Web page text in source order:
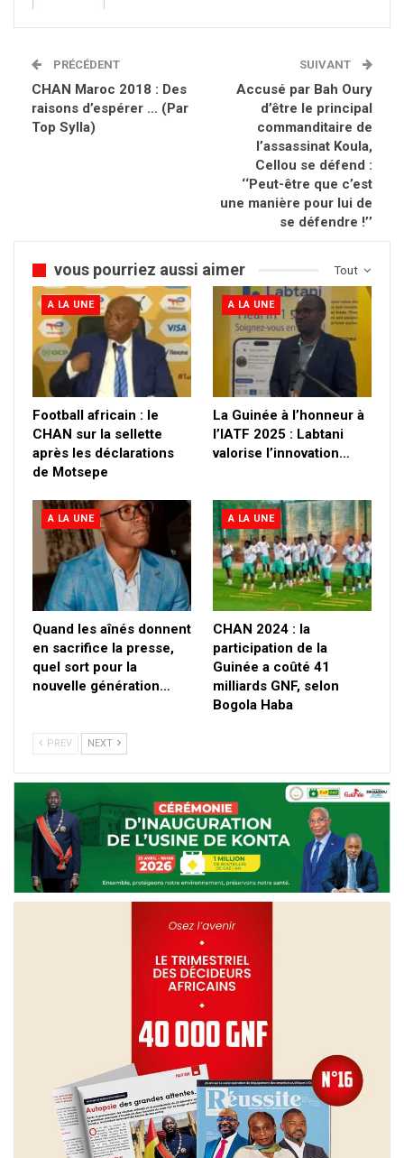
PRÉCÉDENT
CHAN Maroc 2018 : Des
raisons d’espérer … (Par
Top Sylla)
SUIVANT
Accusé par Bah Oury
d’être le principal
commanditaire de
l’assassinat Koula,
Cellou se défend :
‘‘Peut-être que c’est
une manière pour lui de
se défendre !’’
Tout
vous pourriez aussi aimer
A LA UNE
Football africain : le
CHAN sur la sellette
après les déclarations
de Motsepe
A LA UNE
La Guinée à l’honneur à
l’IATF 2025 : Labtani
valorise l’innovation…
A LA UNE
Quand les aînés donnent
en sacrifice la presse,
quel sort pour la
nouvelle génération…
A LA UNE
CHAN 2024 : la
participation de la
Guinée a coûté 41
milliards GNF, selon
Bogola Haba
PREV NEXT